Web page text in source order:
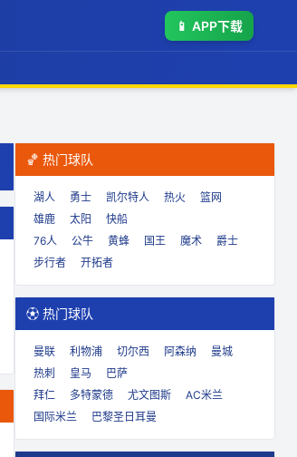
📱 APP下载
🏀 热门球队
湖人 勇士 凯尔特人 热火
篮网
雄鹿
太阳
快船
76人
公牛 黄蜂 国王 魔术
爵士
步行者
开拓者
⚽ 热门球队
曼联 利物浦 切尔西 阿森纳
曼城
热刺
皇马
巴萨
拜仁
多特蒙德 尤文图斯
AC米兰
国际米兰
巴黎圣日耳曼